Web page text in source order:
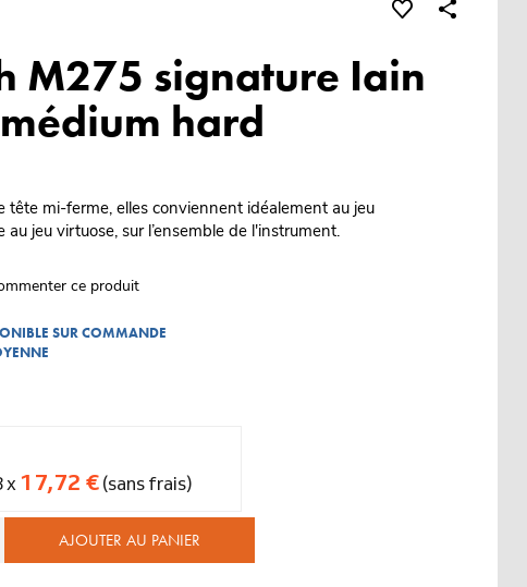
M275 signature Iain
hard
tête mi-ferme, elles conviennent idéalement au jeu
au jeu virtuose, sur l’ensemble de l'instrument.
ce produit
SUR COMMANDE
x 17,72 €(sans frais)
AJOUTER AU PANIER